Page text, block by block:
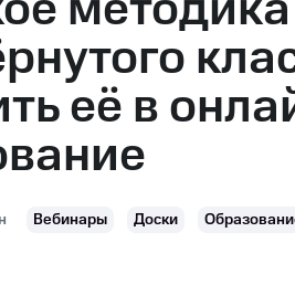
её в
Вебинары Доски